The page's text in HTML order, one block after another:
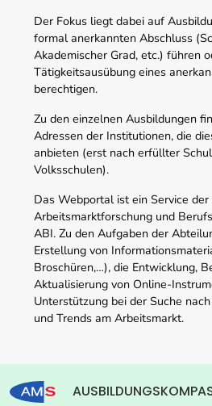
Der Fokus liegt dabei auf
formal anerkannten Abschluss
Akademischer Grad, etc.) führen
Tätigkeitsausübung eines
berechtigen.
Zu den einzelnen Ausbildungen
Adressen der Institutionen, die
anbieten (erst nach erfüllter
Volksschulen).
Das Webportal ist ein Service
Arbeitsmarktforschung und
ABI. Zu den Aufgaben der
Erstellung von
Broschüren,…), die Entwicklung,
Aktualisierung von Online-
Unterstützung bei der Suche
und Trends am Arbeitsmarkt.